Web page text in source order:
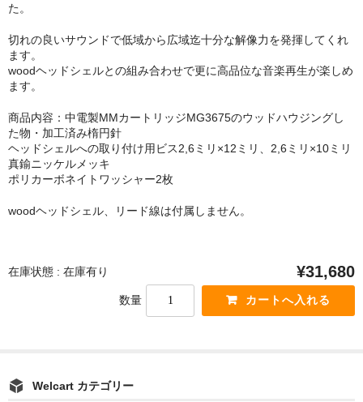
た。
切れの良いサウンドで低域から広域迄十分な解像力を発揮してくれ
ます。
woodヘッドシェルとの組み合わせで更に高品位な音楽再生が楽しめ
ます。
商品内容：中電製MMカートリッジMG3675のウッドハウジングし
た物・加工済み楕円針
ヘッドシェルへの取り付け用ビス2,6ミリ×12ミリ、2,6ミリ×10ミリ
真鍮ニッケルメッキ
ポリカーボネイトワッシャー2枚
woodヘッドシェル、リード線は付属しません。
在庫状態 : 在庫有り ¥31,680
数量
Welcart カテゴリー